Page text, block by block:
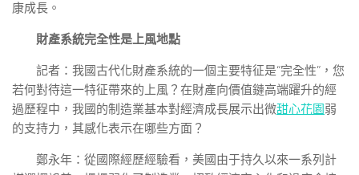
康成長。
財產系統完全性是上風地點
記者：我國古代化財產系統的一個主要特征是“完全性”，您
若何對待這一特征帶來的上風？在財產向價值鏈高端躍升的經
過歷程中，我國的制造業基本對經濟成長展示出微甜心花園弱
的支持力，其感化表示在哪些方面？
鄭永年：從國際經歷經驗看，美國由于持久以來一系列計